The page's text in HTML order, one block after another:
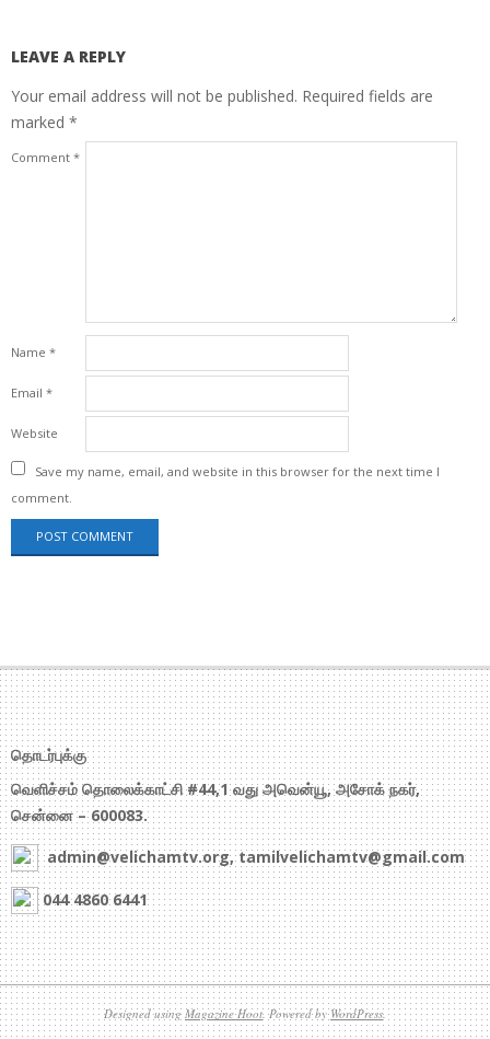
LEAVE A REPLY
Your email address will not be published. Required fields are
marked *
Comment *
Name *
Email *
Website
Save my name, email, and website in this browser for the next time I
comment.
தொடர்புக்கு
வெளிச்சம் தொலைக்காட்சி #44,1 வது அவென்யூ, அசோக் நகர்,
சென்னை – 600083.
admin@velichamtv.org, tamilvelichamtv@gmail.com
044 4860 6441
Designed using Magazine Hoot. Powered byWordPress.